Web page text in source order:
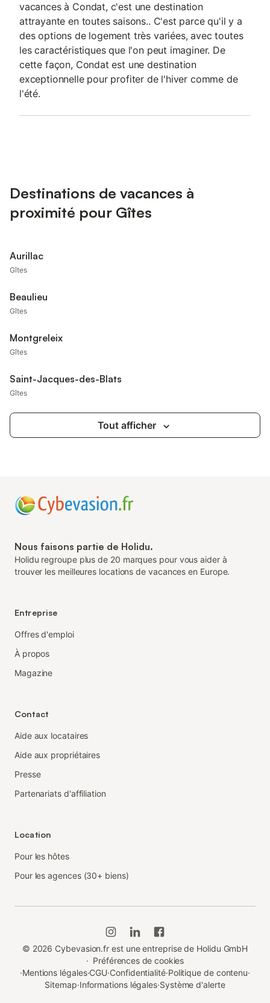
vacances à Condat, c'est une destination
attrayante en toutes saisons.. C'est parce qu'il y a
des options de logement très variées, avec toutes
les caractéristiques que l'on peut imaginer. De
cette façon, Condat est une destination
exceptionnelle pour profiter de l'hiver comme de
l'été.
Destinations de vacances à
proximité pour Gîtes
Aurillac
Gîtes
Beaulieu
Gîtes
Montgreleix
Gîtes
Saint-Jacques-des-Blats
Gîtes
Tout afficher
Nous faisons partie de Holidu.
Holidu regroupe plus de 20 marques pour vous aider à
trouver les meilleures locations de vacances en Europe.
Entreprise
Offres d'emploi
À propos
Magazine
Contact
Aide aux locataires
Aide aux propriétaires
Presse
Partenariats d'affiliation
Location
Pour les hôtes
Pour les agences (30+ biens)
© 2026 Cybevasion.fr est une entreprise de Holidu GmbH
· Préférences de cookies
·Mentions légales·CGU·Confidentialité·Politique de contenu·
Sitemap·Informations légales·Système d'alerte